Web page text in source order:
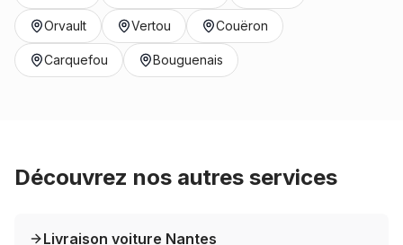
Orvault Vertou Couëron
Carquefou Bouguenais
Découvrez nos autres services
Livraison voiture Nantes